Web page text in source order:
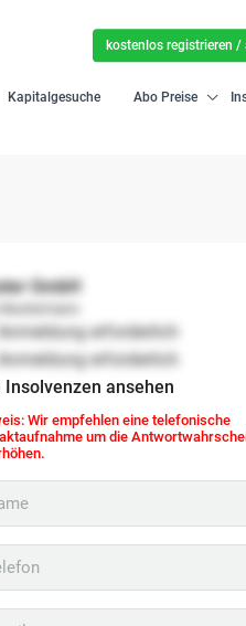
Kapitalgesuche Abo Preise
kostenlos registrieren /
GmbH
Anmeldung erforderlich
Anmeldung erforderlich
Insolvenzen ansehen
Wir empfehlen eine telefonische
um die